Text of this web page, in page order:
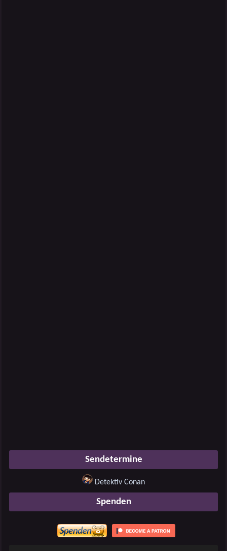
Sendetermine
Detektiv Conan
Spenden